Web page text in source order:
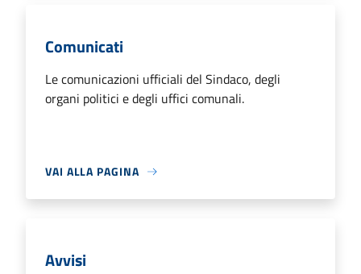
Comunicati
Le comunicazioni ufficiali del Sindaco, degli
organi politici e degli uffici comunali.
VAI ALLA PAGINA
Avvisi